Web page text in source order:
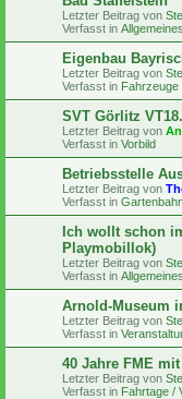
Letzter Beitrag von
Verfasst in Allgemeines
Eigenbau
Letzter Beitrag von
Verfasst in Fahrzeuge
SVT Görlitz
Letzter Beitrag von
Verfasst in Vorbild
Betriebsstelle
Letzter Beitrag von
Verfasst in
Ich wollt schon
Playmobillok)
Letzter Beitrag von
Verfasst in Allgemeines
Arnold-Museum
Letzter Beitrag von
Verfasst in
40 Jahre FME
Letzter Beitrag von
Verfasst in Fahrtage /